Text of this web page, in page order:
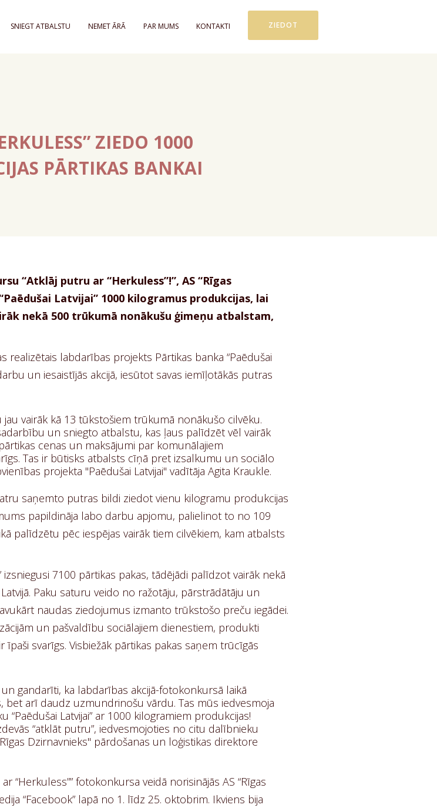
SNIEGT ATBALSTU NEMET ĀRĀ PAR MUMS KONTAKTI ZIEDOT
ZIEDO 1000
PĀRTIKAS BANKAI
“Atklāj putru ar “Herkuless”!”, AS “Rīgas
Latvijai” 1000 kilogramus produkcijas, lai
nekā 500 trūkumā nonākušu ģimeņu atbalstam,
realizētais labdarības projekts Pārtikas banka “Paēdušai
un iesaistījās akcijā, iesūtot savas iemīļotākās putras
vairāk kā 13 tūkstošiem trūkumā nonākušo cilvēku.
un sniegto atbalstu, kas ļaus palīdzēt vēl vairāk
cenas un maksājumi par komunālajiem
Tas ir būtisks atbalsts cīņā pret izsalkumu un sociālo
projekta "Paēdušai Latvijai" vadītāja Agita Kraukle.
saņemto putras bildi ziedot vienu kilogramu produkcijas
papildināja labo darbu apjomu, palielinot to no 109
palīdzētu pēc iespējas vairāk tiem cilvēkiem, kam atbalsts
izsniegusi 7100 pārtikas pakas, tādējādi palīdzot vairāk nekā
Paku saturu veido no ražotāju, pārstrādātāju un
naudas ziedojumus izmanto trūkstošo preču iegādei.
un pašvaldību sociālajiem dienestiem, produkti
svarīgs. Visbiežāk pārtikas pakas saņem trūcīgās
gandarīti, ka labdarības akcijā-fotokonkursā laikā
bet arī daudz uzmundrinošu vārdu. Tas mūs iedvesmoja
Latvijai” ar 1000 kilogramiem produkcijas!
“atklāt putru”, iedvesmojoties no citu dalībnieku
Dzirnavnieks" pārdošanas un loģistikas direktore
“Herkuless”” fotokonkursa veidā norisinājās AS “Rīgas
“Facebook” lapā no 1. līdz 25. oktobrim. Ikviens bija